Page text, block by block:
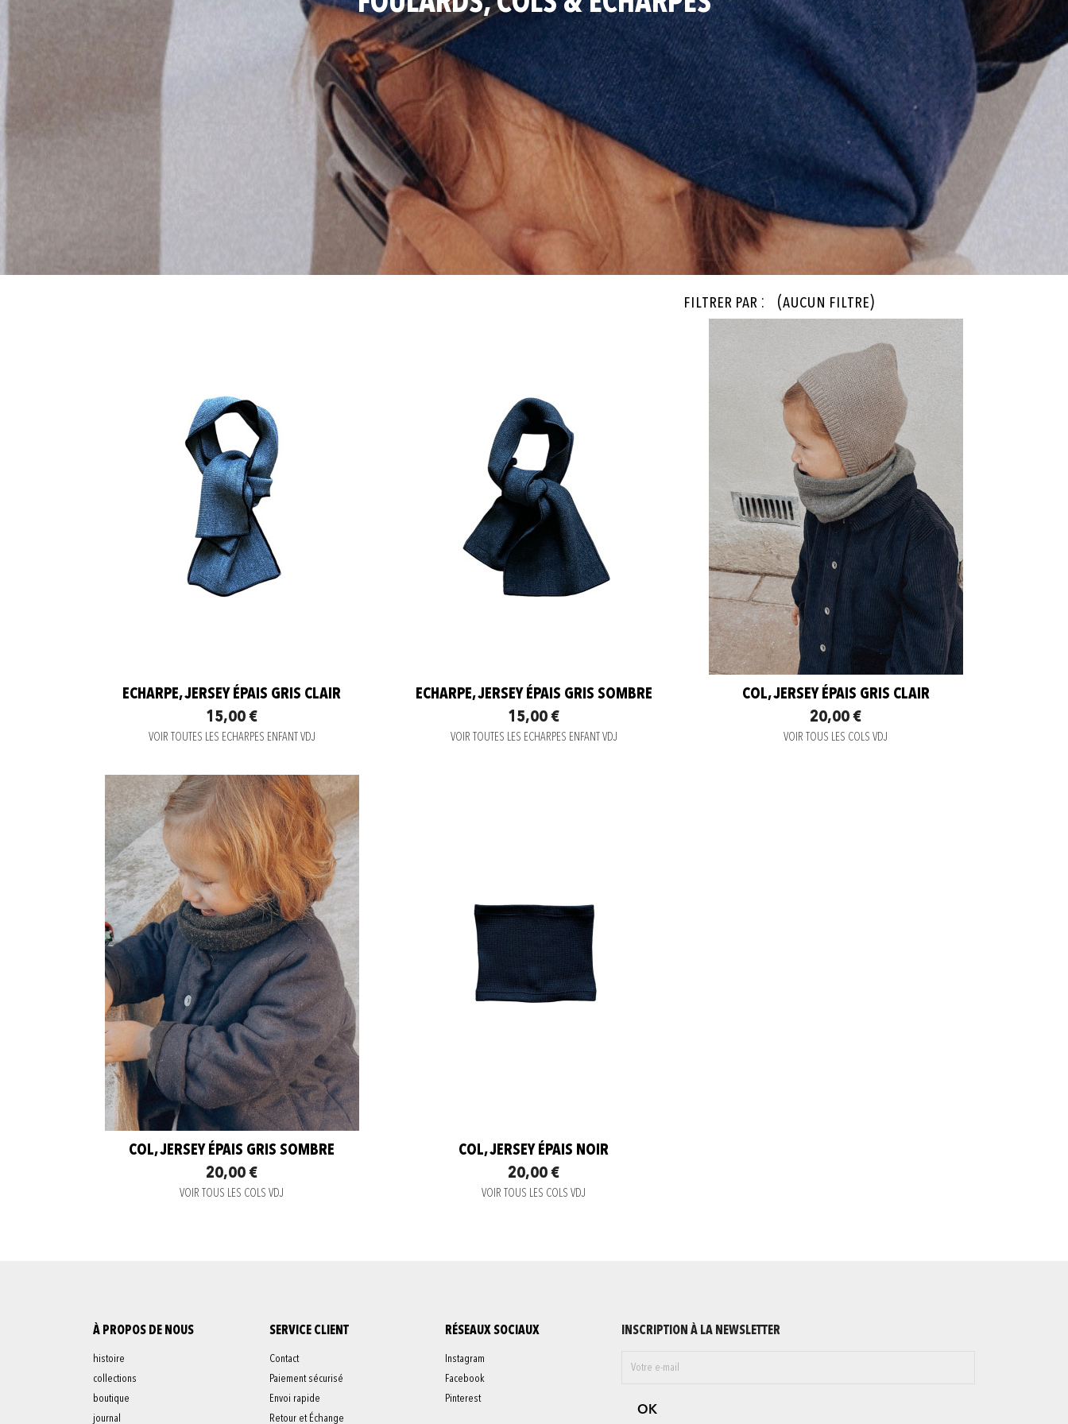
Filtrer par : (aucun filtre)
ECHARPE, JERSEY ÉPAIS GRIS CLAIR
15,00 €
VOIR TOUTES LES ECHARPES ENFANT VDJ
ECHARPE, JERSEY ÉPAIS GRIS SOMBRE
15,00 €
VOIR TOUTES LES ECHARPES ENFANT VDJ
COL, JERSEY ÉPAIS GRIS CLAIR
20,00 €
VOIR TOUS LES COLS VDJ
COL, JERSEY ÉPAIS GRIS SOMBRE
20,00 €
VOIR TOUS LES COLS VDJ
COL, JERSEY ÉPAIS NOIR
20,00 €
VOIR TOUS LES COLS VDJ
À PROPOS DE NOUS
histoire
collections
boutique
journal
SERVICE CLIENT
Contact
Paiement sécurisé
Envoi rapide
Retour et Échange
RÉSEAUX SOCIAUX
Instagram
Facebook
Pinterest
INSCRIPTION À LA NEWSLETTER